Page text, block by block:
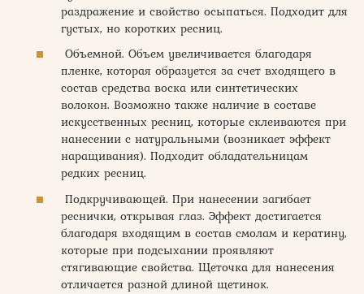
раздражение и свойство осыпаться. Подходит для
густых, но коротких ресниц.
Объемной. Объем увеличивается благодаря
пленке, которая образуется за счет входящего в
состав средства воска или синтетических
волокон. Возможно также наличие в составе
искусственных ресниц, которые склеиваются при
нанесении с натуральными (возникает эффект
наращивания). Подходит обладательницам
редких ресниц.
Подкручивающей. При нанесении загибает
реснички, открывая глаз. Эффект достигается
благодаря входящим в состав смолам и кератину,
которые при подсыхании проявляют
стягивающие свойства. Щеточка для нанесения
отличается разной длиной щетинок.